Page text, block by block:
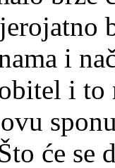
i
i
će se